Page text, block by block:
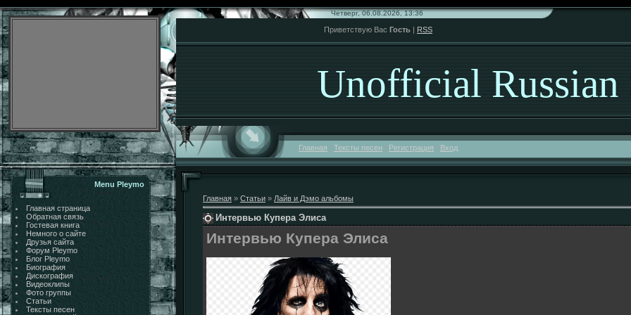
Четверг, 06.08.2026, 13:36
Приветствую Вас Гость | RSS
Unofficial Russian
Главная Тексты песен Регистрация Вход
Menu Pleymo
Главная страница
Обратная связь
Гостевая книга
Немного о сайте
Друзья сайта
Форум Pleymo
Блог Pleymo
Биография
Дискография
Видеоклипы
Фото группы
Статьи
Тексты песен
Главная » Статьи » Лайв и Дэмо альбомы
Интервью Купера Элиса
Интервью Купера Элиса